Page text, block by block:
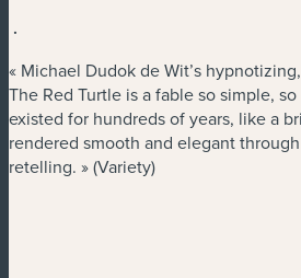
.
« Michael Dudok de Wit’s
The Red Turtle is a fable so simple,
existed for hundreds of years, like a
rendered smooth and elegant
retelling. » (Variety)